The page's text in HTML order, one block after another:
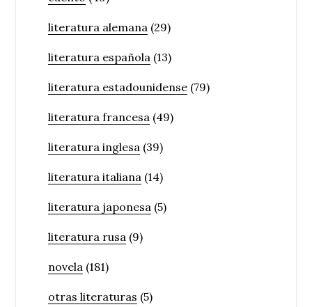
literatura alemana (29)
literatura española (13)
literatura estadounidense (79)
literatura francesa (49)
literatura inglesa (39)
literatura italiana (14)
literatura japonesa (5)
literatura rusa (9)
novela (181)
otras literaturas (5)